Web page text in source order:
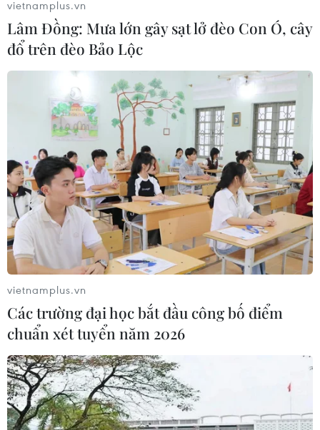
vietnamplus.vn
Lâm Đồng: Mưa lớn gây sạt lở đèo Con Ó, cây
đổ trên đèo Bảo Lộc
vietnamplus.vn
Các trường đại học bắt đầu công bố điểm
chuẩn xét tuyển năm 2026